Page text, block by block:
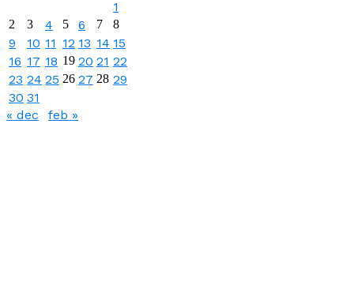
1
2 3 4 5 6 7 8
9 10 11 12 13 14 15
16 17 18 19 20 21 22
23 24 25 26 27 28 29
30 31
« dec
feb »